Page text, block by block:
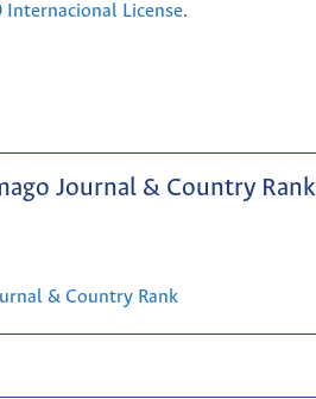
Internacional License.
Journal & Country Rank